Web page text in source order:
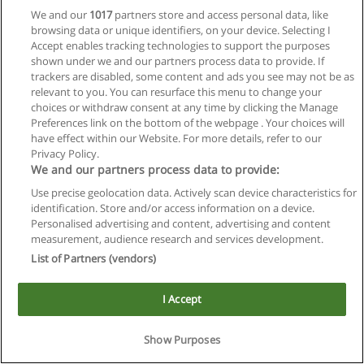
Each company must become increasingly "digital" by taking
advantage of new solutions for organizational redesign to
remain competitive. The exponential increase of data to be
managed as a result of Mobile Communications tools and
sensor development ("BigData ") can only be exploited by
those who have decided to prepare for change through new
platforms and flexibility of data and systems.
To prepare for this revolution, the supply chain must learn to
work in an integrated way, equip itself with unique data and
information management tools accessible to everyone
remotely and with real-time capabilities. In short: all those
solutions that already "prevail" in other industrial sectors
already digitized and that are enclosed in the methodology of
Building Information Modeling ("BIM").
This teaching unit presents the main digital solutions to
support this transition, providing the basic knowledge for
operators onhow to identify, select, implement and use
software to guarantee concrete advantages to operators in
We and our 1017partners store and access personal data, like
browsing data or unique identifiers, on your device. Selecting I
Accept enables tracking technologies to support the purposes
shown under we and our partners process data to provide. If
trackers are disabled, some content and ads you see may not be as
relevant to you. You can resurface this menu to change your
choices or withdraw consent at any time by clicking the Manage
Preferences link on the bottom of the webpage . Your choices will
have effect within our Website. For more details, refer to our
Privacy Policy.
We and our partners process data to provide:
Use precise geolocation data. Actively scan device characteristics for
identification. Store and/or access information on a device.
Personalised advertising and content, advertising and content
measurement, audience research and services development.
List of Partners (vendors)
I Accept
Show Purposes